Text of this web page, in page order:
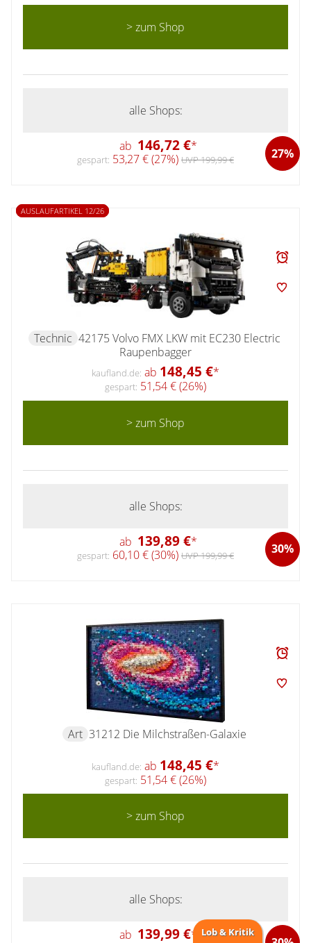
> zum Shop
alle Shops:
ab 146,72 €* 27%
gespart: 53,27 € (27%) UVP 199,99 €
AUSLAUFARTIKEL 12/26
Technic 42175 Volvo FMX LKW mit EC230 Electric
Raupenbagger
kaufland.de: ab 148,45 €*
gespart: 51,54 € (26%)
> zum Shop
alle Shops:
ab 139,89 €* 30%
gespart: 60,10 € (30%) UVP 199,99 €
Art 31212 Die Milchstraßen-Galaxie
kaufland.de: ab 148,45 €*
gespart: 51,54 € (26%)
> zum Shop
alle Shops:
ab 139,99 €* Lob & Kritik